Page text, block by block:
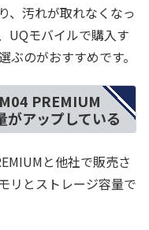
、汚れが取れなくなっ
UQモバイルで購入す
ぶのがおすすめです。
PREMIUM
がアップしている
と他社で販売さ
リとストレージ容量で